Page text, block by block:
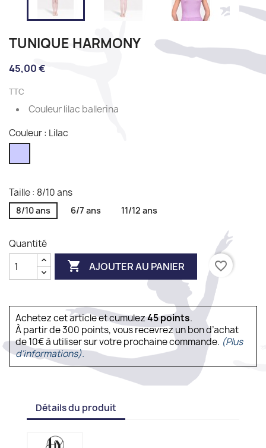
TUNIQUE HARMONY
45,00 €
TTC
Couleur lilac ballerina
Couleur : Lilac
Taille : 8/10 ans
8/10 ans 6/7 ans 11/12 ans
Quantité
 AJOUTER AU PANIER favorite_border
Achetez cet article et cumulez45points.
À partir de 300 points, vous recevrez un bon d’achat
de 10€ à utiliser sur votre prochaine commande. (Plus
d'informations).
Détails du produit